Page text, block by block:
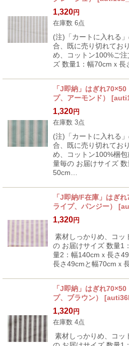
1,320円
在庫数 6点
(注)「カートに入れる
合、既に売り切れてお
め、コットン100%ご
ズ 数量1：幅70cmｘ
「J即納」はぎれ
プ、アーモンド）
[
1,320円
在庫数 3点
(注)「カートに入れる
合、既に売り切れてお
め、コットン100%梱
量毎の お届けサイズ
50cm…
「J即納/F在庫」はぎ
ライプ、パンジー）
[
1,320円
素材しっかりめ、コッ
の お届けサイズ 数量1
量2：幅140cmｘ長さ
長さ49cmと幅70cmｘ
「J即納」はぎれ
プ、ブラウン）
[
1,320円
在庫数 4点
素材しっかりめ、コッ